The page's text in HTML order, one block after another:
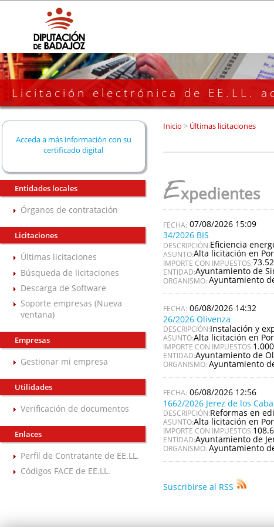
Licitación electrónica de EE.LL.
Acceda a más información con su
certificado digital
Entidades locales
Órganos de contratación
Licitaciones
Últimas licitaciones
Búsqueda de licitaciones
Descarga de Software
Soporte empresas (Nueva
ventana)
Empresas
Gestionar mi empresa
Utilidades
Verificación de documentos
Enlaces
Perfil de Contratante de EE.LL.
Códigos FACE de EE.LL.
Inicio >Últimas licitaciones
Expedientes
07/08/2026 15:09
34/2026 BIS
DESCRIPCIÓN:Eficiencia
ASUNTO:Alta licitación en
IMPORTE CON IMPUESTOS:
ENTIDAD:Ayuntamiento de
ORGANISMO: Ayuntamiento
06/08/2026 14:32
26/2026 Olivenza
DESCRIPCIÓN:Instalación y
ASUNTO:Alta licitación en
IMPORTE CON IMPUESTOS:
ENTIDAD:Ayuntamiento de
ORGANISMO: Ayuntamiento
06/08/2026 12:56
1662/2026 Jerez de los
DESCRIPCIÓN:Reformas en
ASUNTO:Alta licitación en
IMPORTE CON IMPUESTOS:
ENTIDAD:Ayuntamiento de
ORGANISMO: Ayuntamiento
Suscribirse al RSS